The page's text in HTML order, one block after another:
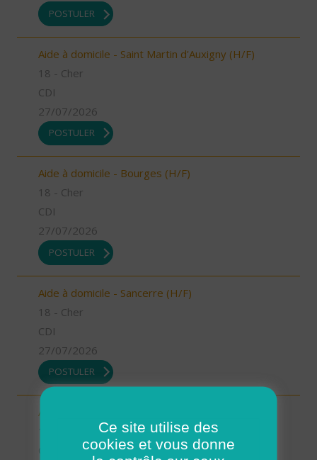
POSTULER
Aide à domicile - Saint Martin d'Auxigny (H/F)
18 - Cher
CDI
27/07/2026
POSTULER
Aide à domicile - Bourges (H/F)
18 - Cher
CDI
27/07/2026
POSTULER
Aide à domicile - Sancerre (H/F)
18 - Cher
CDI
27/07/2026
POSTULER
Aide à domicile - La Chapelle/Henrichemont (H/F)
Ce site utilise des
cookies et vous donne